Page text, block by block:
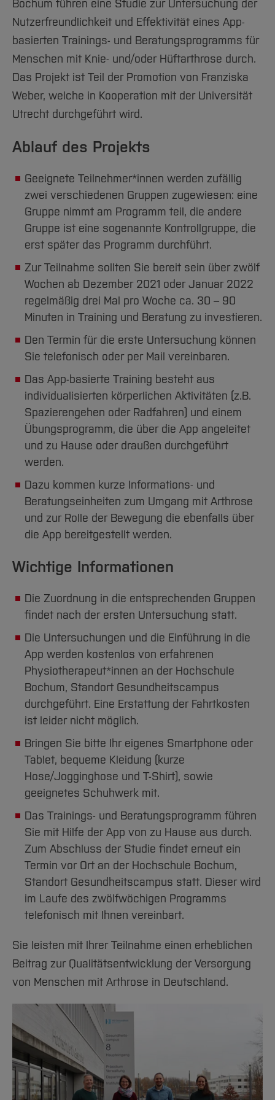
Arbeiten im FB G
Forschung und Projekte
International
Team
Service
Studiengänge
Studieninteressierte
Aktuelles
Studium
Fachgruppen
Forschung und Entwicklung
International
Team
Amtliche Bekanntmachungen
Notfall-Infos
BO Shop
Familiengerechte Hochschule
Gleichstellung
Diskriminierungsfreie Hochschule
Vertretungen
Wahlen
Hochschulbibliothek
International Office
Medienzentrum
qed-Stiftung
Zentrale Studienberatung
Bochum führen eine Studie zur Untersuchung der
Nutzerfreundlichkeit und Effektivität eines App-
basierten Trainings- und Beratungsprogramms für
Menschen mit Knie- und/oder Hüftarthrose durch.
Das Projekt ist Teil der Promotion von Franziska
Weber, welche in Kooperation mit der Universität
Utrecht durchgeführt wird.
Ablauf des Projekts
Geeignete Teilnehmer*innen werden zufällig
zwei verschiedenen Gruppen zugewiesen: eine
Gruppe nimmt am Programm teil, die andere
Gruppe ist eine sogenannte Kontrollgruppe, die
erst später das Programm durchführt.
Zur Teilnahme sollten Sie bereit sein über zwölf
Wochen ab Dezember 2021 oder Januar 2022
regelmäßig drei Mal pro Woche ca. 30 – 90
Minuten in Training und Beratung zu investieren.
Den Termin für die erste Untersuchung können
Sie telefonisch oder per Mail vereinbaren.
Das App-basierte Training besteht aus
individualisierten körperlichen Aktivitäten (z.B.
Spazierengehen oder Radfahren) und einem
Übungsprogramm, die über die App angeleitet
und zu Hause oder draußen durchgeführt
werden.
Dazu kommen kurze Informations- und
Beratungseinheiten zum Umgang mit Arthrose
und zur Rolle der Bewegung die ebenfalls über
die App bereitgestellt werden.
Wichtige Informationen
Die Zuordnung in die entsprechenden Gruppen
findet nach der ersten Untersuchung statt.
Die Untersuchungen und die Einführung in die
App werden kostenlos von erfahrenen
Physiotherapeut*innen an der Hochschule
Bochum, Standort Gesundheitscampus
durchgeführt. Eine Erstattung der Fahrtkosten
ist leider nicht möglich.
Bringen Sie bitte Ihr eigenes Smartphone oder
Tablet, bequeme Kleidung (kurze
Hose/Jogginghose und T-Shirt), sowie
geeignetes Schuhwerk mit.
Das Trainings- und Beratungsprogramm führen
Sie mit Hilfe der App von zu Hause aus durch.
Zum Abschluss der Studie findet erneut ein
Termin vor Ort an der Hochschule Bochum,
Standort Gesundheitscampus statt. Dieser wird
im Laufe des zwölfwöchigen Programms
telefonisch mit Ihnen vereinbart.
Sie leisten mit Ihrer Teilnahme einen erheblichen
Beitrag zur Qualitätsentwicklung der Versorgung
von Menschen mit Arthrose in Deutschland.